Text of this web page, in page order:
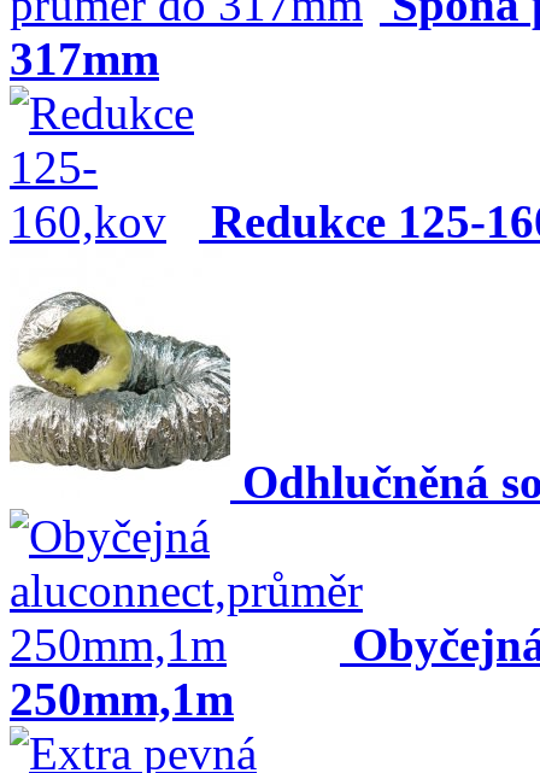
317mm
Redukce 125-
Odhlučněná
250mm,1m